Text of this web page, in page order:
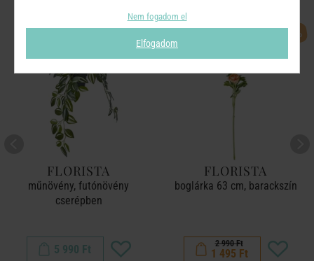
FLORISTA
műnövény, futónövény
cserépben
5 990 Ft
-50%
FLORISTA
boglárka 63 cm, barackszín
2 990 Ft
1 495 Ft
Nem fogadom el
Elfogadom